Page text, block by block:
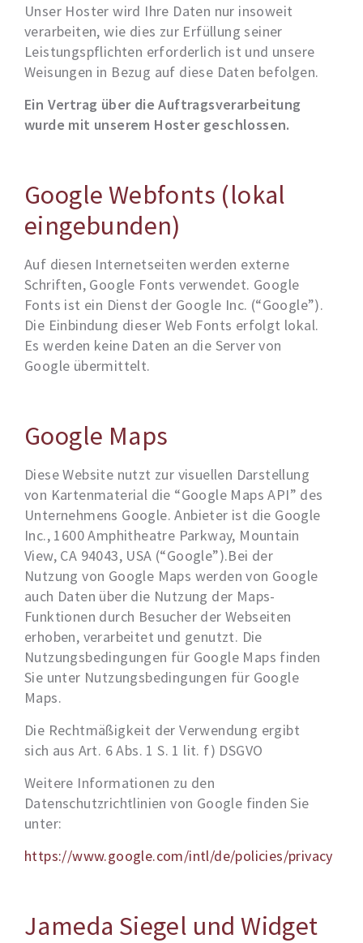
Unser Hoster wird Ihre Daten nur insoweit
verarbeiten, wie dies zur Erfüllung seiner
Leistungspflichten erforderlich ist und unsere
Weisungen in Bezug auf diese Daten befolgen.
Ein Vertrag über die Auftragsverarbeitung
wurde mit unserem Hoster geschlossen.
Google Webfonts (lokal
eingebunden)
Auf diesen Internetseiten werden externe
Schriften, Google Fonts verwendet. Google
Fonts ist ein Dienst der Google Inc. (“Google”).
Die Einbindung dieser Web Fonts erfolgt lokal.
Es werden keine Daten an die Server von
Google übermittelt.
Google Maps
Diese Website nutzt zur visuellen Darstellung
von Kartenmaterial die “Google Maps API” des
Unternehmens Google. Anbieter ist die Google
Inc., 1600 Amphitheatre Parkway, Mountain
View, CA 94043, USA (“Google”).Bei der
Nutzung von Google Maps werden von Google
auch Daten über die Nutzung der Maps-
Funktionen durch Besucher der Webseiten
erhoben, verarbeitet und genutzt. Die
Nutzungsbedingungen für Google Maps finden
Sie unter Nutzungsbedingungen für Google
Maps.
Die Rechtmäßigkeit der Verwendung ergibt
sich aus Art. 6 Abs. 1 S. 1 lit. f) DSGVO
Weitere Informationen zu den
Datenschutzrichtlinien von Google finden Sie
unter:
https://www.google.com/intl/de/policies/privacy
Jameda Siegel und Widget